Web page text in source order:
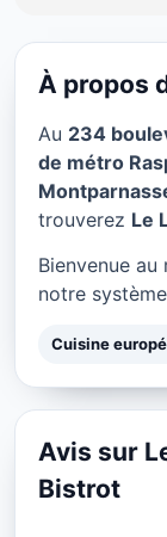
Le
Paris
★ 4/5
À propos
Au 234
de métro
trouverez Le
Bienvenue
notre
Cuisine
Avis sur
Bistrot